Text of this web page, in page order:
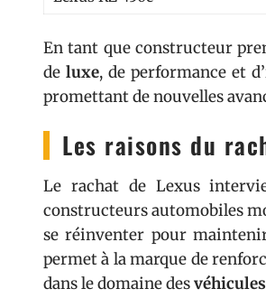
En tant que constructeur
de luxe, de performance et
promettant de nouvelles
Les raisons du
Le rachat de Lexus
constructeurs automobiles
se réinventer pour
permet à la marque de
dans le domaine des